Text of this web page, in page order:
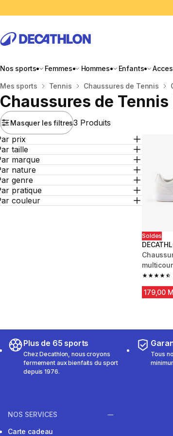
Nos sports Femmes Hommes Enfants
Accueil
Mes sports Tennis Chaussures de Tennis
Chaussures de Tennis
Masquer les filtres3 Produits
prix
taille
marque
nature
genre
pratique
couleur
Soldes
4.5 out
179,00
Plus de 65 sports
Chez Decathlon, nous croyons
fermement aux bienfaits du sport
depuis 1976.
Tous
NOS SERVICES
Carte cadeau